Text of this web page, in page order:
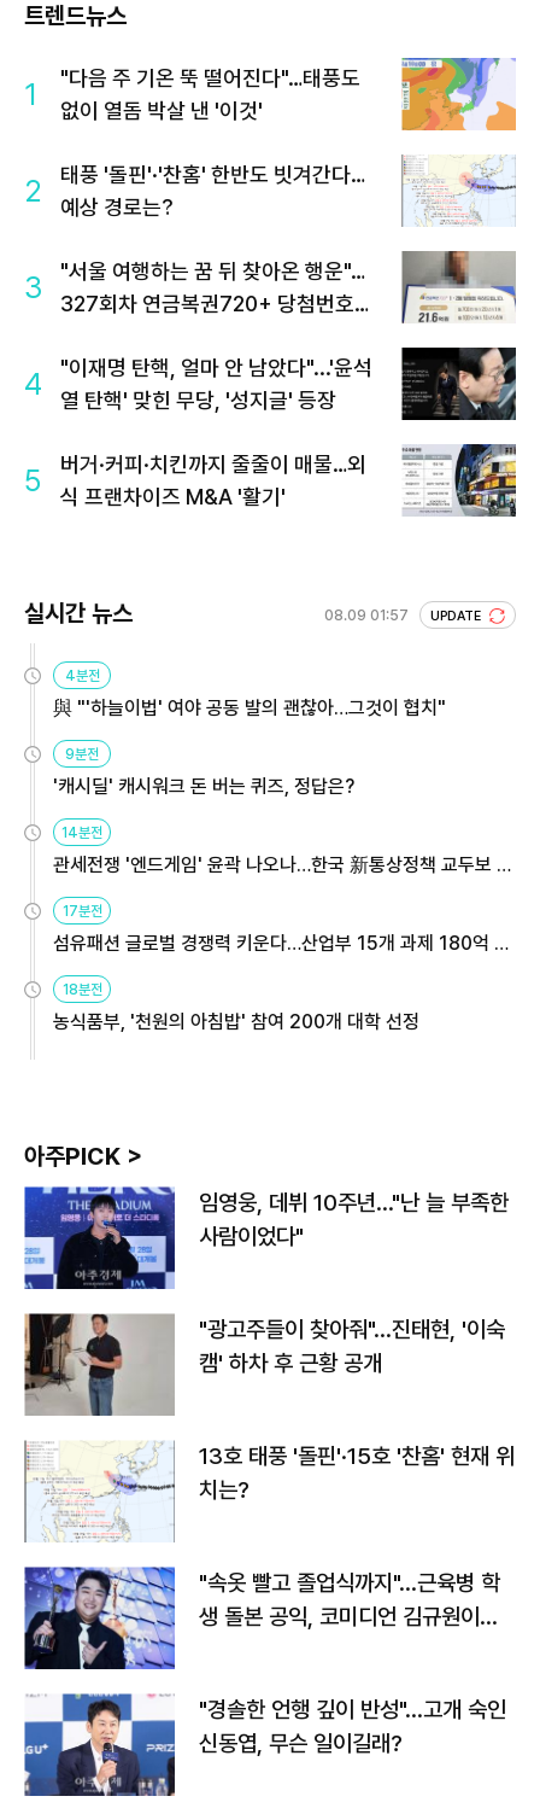
트렌드뉴스
1
"다음 주 기온 뚝 떨어진다"…태풍도
없이 열돔 박살 낸 '이것'
2
태풍 '돌핀'·'찬홈' 한반도 빗겨간다…
예상 경로는?
3
"서울 여행하는 꿈 뒤 찾아온 행운"…
327회차 연금복권720+ 당첨번호조
4
"이재명 탄핵, 얼마 안 남았다"...'윤석
열 탄핵' 맞힌 무당, '성지글' 등장
5
버거·커피·치킨까지 줄줄이 매물…외
식 프랜차이즈 M&A '활기'
실시간 뉴스 08.09 01:57 UPDATE
4분전
與 "'하늘이법' 여야 공동 발의 괜찮아…그것이 협치"
9분전
'캐시딜' 캐시워크 돈 버는 퀴즈, 정답은?
14분전
관세전쟁 '엔드게임' 윤곽 나오나…한국 新통상정책 교두보 활
용해야
17분전
섬유패션 글로벌 경쟁력 키운다…산업부 15개 과제 180억 지
원
18분전
농식품부, '천원의 아침밥' 참여 200개 대학 선정
아주PICK >
임영웅, 데뷔 10주년…"난 늘 부족한
사람이었다"
"광고주들이 찾아줘"…진태현, '이숙
캠' 하차 후 근황 공개
13호 태풍 '돌핀'·15호 '찬홈' 현재 위
치는?
"속옷 빨고 졸업식까지"…근육병 학
생 돌본 공익, 코미디언 김규원이었
"경솔한 언행 깊이 반성"…고개 숙인
신동엽, 무슨 일이길래?